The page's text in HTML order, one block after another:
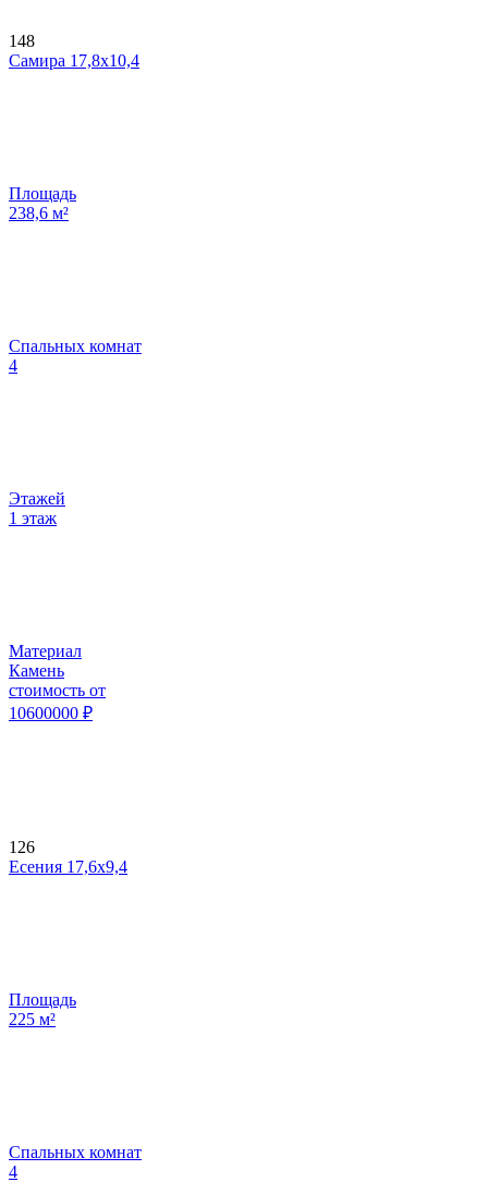
148
Самира 17,8х10,4
Площадь
238,6 м²
Спальных комнат
4
Этажей
1 этаж
Материал
Камень
стоимость от
10600000 ₽
126
Есения 17,6х9,4
Площадь
225 м²
Спальных комнат
4